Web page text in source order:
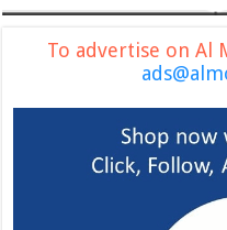
To advertise on Al